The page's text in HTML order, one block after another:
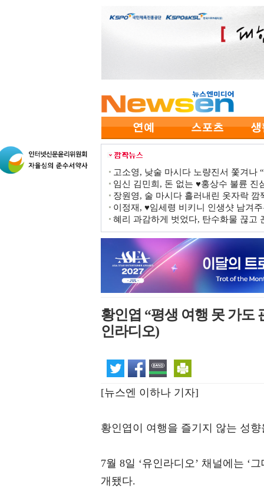
고소영, 낮술 마시다 노량진서 쫓겨나
임신 김민희, 돈 없는 ♥홍상수 불륜
장원영, 술 마시다 흘러내린 옷자락
이정재, ♥임세령 비키니 인생샷 남겨
혜리 과감하게 벗었다, 탄수화물 끊고
황인엽 “평생 여행 못 가도
인라디오)
[뉴스엔 이하나 기자]
황인엽이 여행을 즐기지 않는 성
7월 8일 ‘유인라디오’ 채널에는 ‘
개됐다.